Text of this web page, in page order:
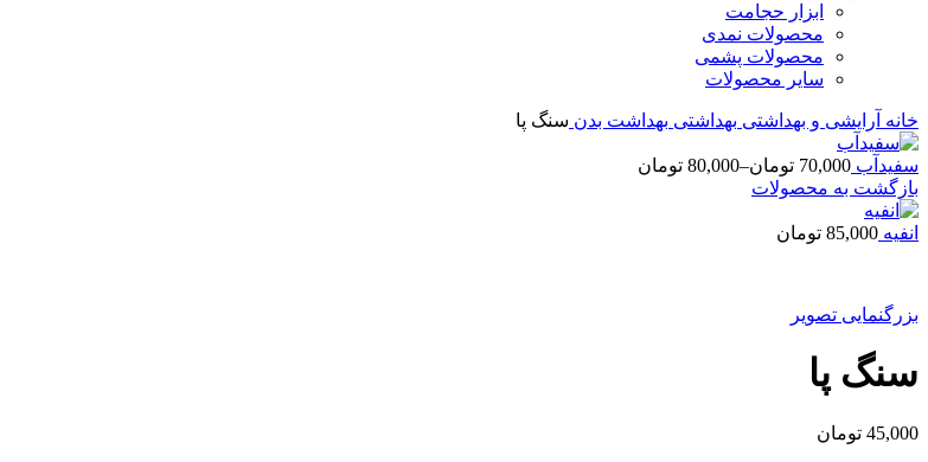
ابزار حجامت
محصولات نمدی
محصولات پشمی
سایر محصولات
خانه آرایشی و بهداشتی بهداشتی بهداشت بدن سنگ پا
سفیدآب 70,000 تومان–
80,000 تومان
بازگشت به محصولات
انفیه 85,000 تومان
بزرگنمایی تصویر
سنگ پا
45,000 تومان